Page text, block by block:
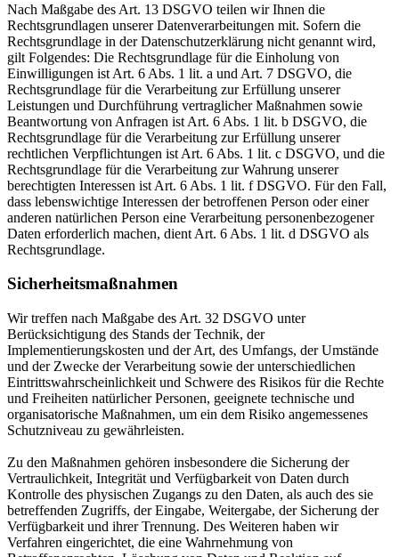
Nach Maßgabe des Art. 13 DSGVO teilen wir Ihnen die
Rechtsgrundlagen unserer Datenverarbeitungen mit. Sofern die
Rechtsgrundlage in der Datenschutzerklärung nicht genannt wird,
gilt Folgendes: Die Rechtsgrundlage für die Einholung von
Einwilligungen ist Art. 6 Abs. 1 lit. a und Art. 7 DSGVO, die
Rechtsgrundlage für die Verarbeitung zur Erfüllung unserer
Leistungen und Durchführung vertraglicher Maßnahmen sowie
Beantwortung von Anfragen ist Art. 6 Abs. 1 lit. b DSGVO, die
Rechtsgrundlage für die Verarbeitung zur Erfüllung unserer
rechtlichen Verpflichtungen ist Art. 6 Abs. 1 lit. c DSGVO, und die
Rechtsgrundlage für die Verarbeitung zur Wahrung unserer
berechtigten Interessen ist Art. 6 Abs. 1 lit. f DSGVO. Für den Fall,
dass lebenswichtige Interessen der betroffenen Person oder einer
anderen natürlichen Person eine Verarbeitung personenbezogener
Daten erforderlich machen, dient Art. 6 Abs. 1 lit. d DSGVO als
Rechtsgrundlage.
Sicherheitsmaßnahmen
Wir treffen nach Maßgabe des Art. 32 DSGVO unter
Berücksichtigung des Stands der Technik, der
Implementierungskosten und der Art, des Umfangs, der Umstände
und der Zwecke der Verarbeitung sowie der unterschiedlichen
Eintrittswahrscheinlichkeit und Schwere des Risikos für die Rechte
und Freiheiten natürlicher Personen, geeignete technische und
organisatorische Maßnahmen, um ein dem Risiko angemessenes
Schutzniveau zu gewährleisten.
Zu den Maßnahmen gehören insbesondere die Sicherung der
Vertraulichkeit, Integrität und Verfügbarkeit von Daten durch
Kontrolle des physischen Zugangs zu den Daten, als auch des sie
betreffenden Zugriffs, der Eingabe, Weitergabe, der Sicherung der
Verfügbarkeit und ihrer Trennung. Des Weiteren haben wir
Verfahren eingerichtet, die eine Wahrnehmung von